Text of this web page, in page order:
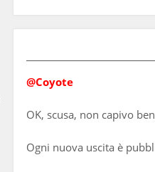
@Coyote
OK, scusa, non capivo
Ogni nuova uscita è